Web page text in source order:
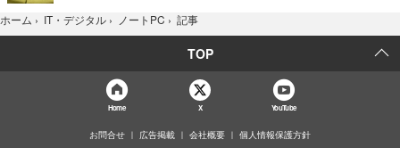
ホーム › IT・デジタル › ノートPC › 記事
TOP
Home X YouTube
お問合せ 広告掲載 会社概要 個人情報保護方針